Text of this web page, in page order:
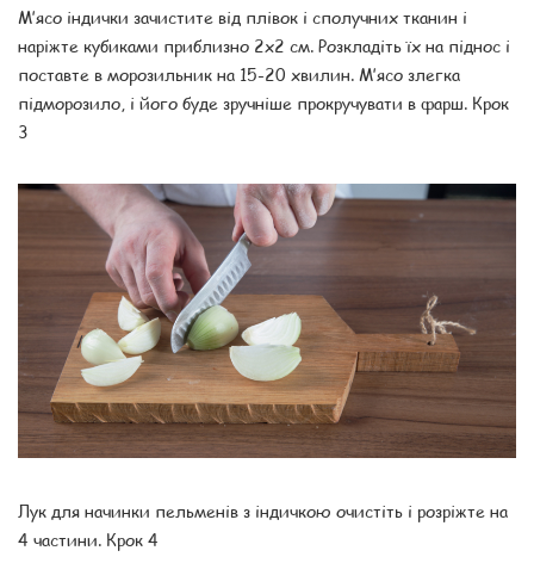
М’ясо індички зачистите від плівок і сполучних тканин і
наріжте кубиками приблизно 2х2 см. Розкладіть їх на піднос і
поставте в морозильник на 15-20 хвилин. М’ясо злегка
підморозило, і його буде зручніше прокручувати в фарш. Крок
3
Лук для начинки пельменів з індичкою очистіть і розріжте на
4 частини. Крок 4